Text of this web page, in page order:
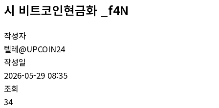
시 비트코인현금화 _f4N
작성자
텔레@UPCOIN24
작성일
2026-05-29 08:35
조회
34